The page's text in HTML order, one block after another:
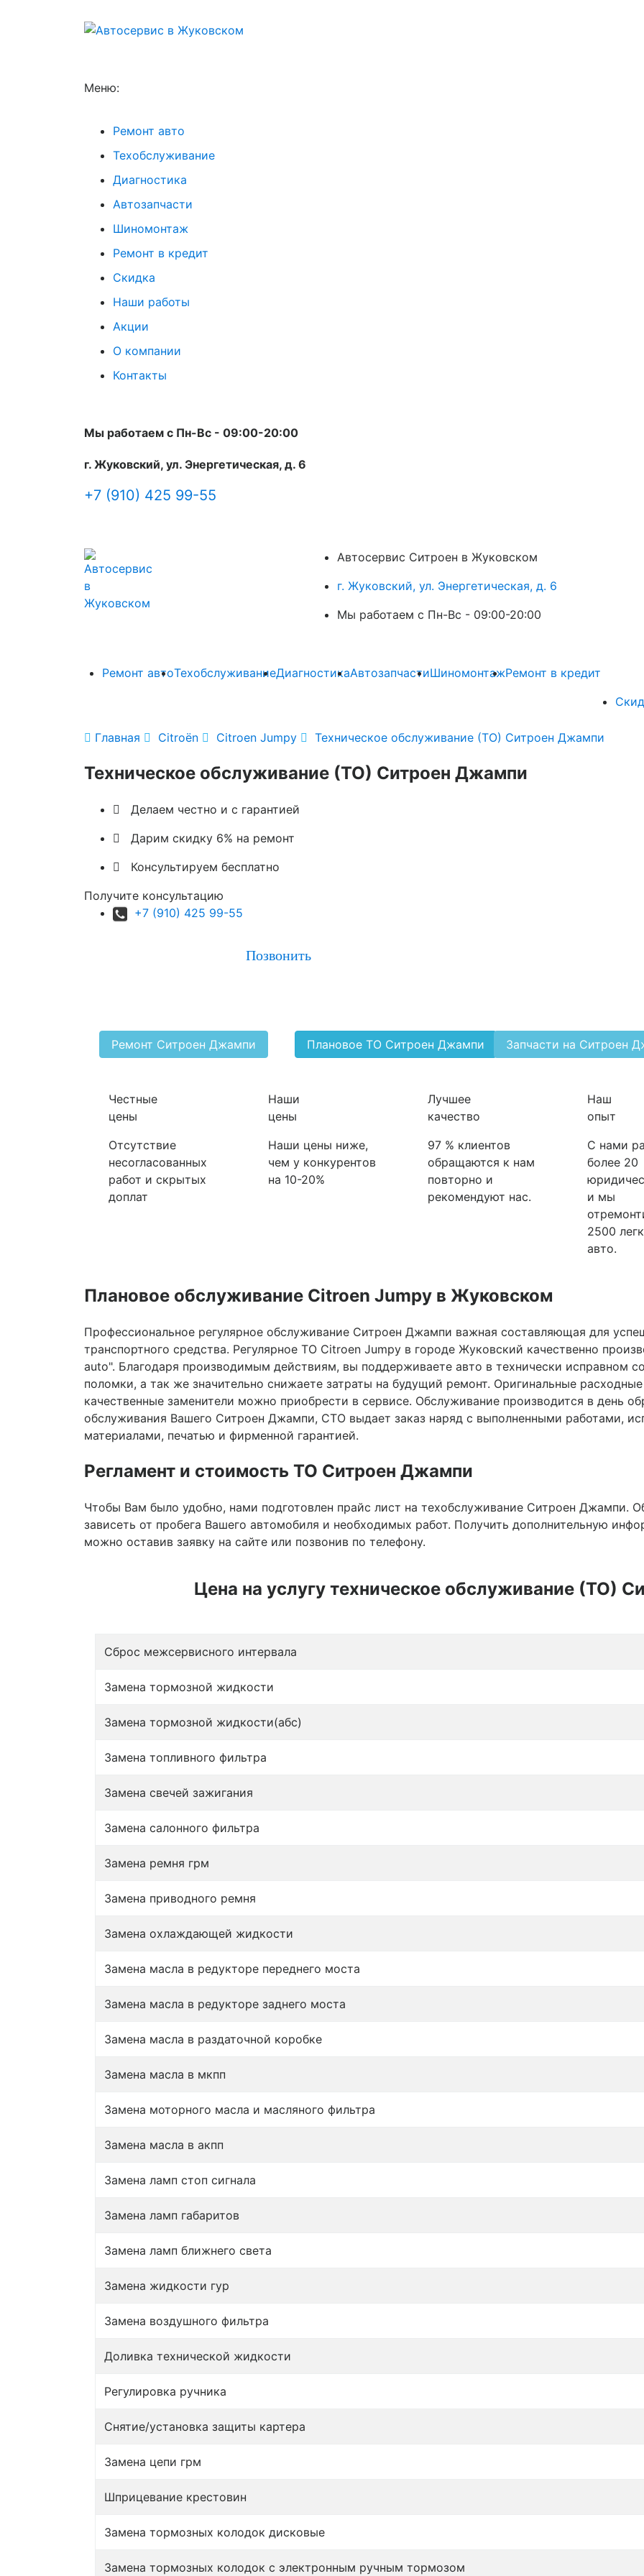
Меню:
Ремонт авто
Техобслуживание
Диагностика
Автозапчасти
Шиномонтаж
Ремонт в кредит
Скидка
Наши работы
Акции
О компании
Контакты
Мы работаем с Пн-Вc - 09:00-20:00
г. Жуковский, ул. Энергетическая, д. 6
+7 (910) 425 99-55
Автосервис Ситроен в Жуковском
г. Жуковский, ул. Энергетическая, д. 6
Мы работаем с Пн-Вc - 09:00-20:00
Ремонт автоТехобслуживаниеДиагностикаАвтозапчастиШиномонтажРемонт в кредит
 Главная  Citroën  Citroen Jumpy  Техническое обслуживание (ТО) Ситроен Джампи
Техническое обслуживание (ТО) Ситроен Джампи
 Делаем честно и с гарантией
 Дарим скидку 6% на ремонт
 Консультируем бесплатно
Получите консультацию
+7 (910) 425 99-55
Позвонить
Ремонт Ситроен Джампи Плановое ТО Ситроен Джампи Запчасти на Ситроен
Честные
цены
Отсутствие
несогласованных
работ и скрытых
доплат
Наши
цены
Наши цены ниже,
чем у конкурентов
на 10-20%
Лучшее
качество
97 % клиентов
обращаются к нам
повторно и
рекомендуют нас.
Наш
опыт
С нами
более 20
и мы
2500
авто.
Плановое обслуживание Citroen Jumpy в Жуковском
Профессиональное регулярное обслуживание Ситроен Джампи важная составляющая для
транспортного средства. Регулярное ТО Citroen Jumpy в городе Жуковский качественно
auto". Благодаря производимым действиям, вы поддерживаете авто в технически исправном
поломки, а так же значительно снижаете затраты на будущий ремонт. Оригинальные
качественные заменители можно приобрести в сервисе. Обслуживание производится в день
обслуживания Вашего Ситроен Джампи, СТО выдает заказ наряд с выполненными работами,
материалами, печатью и фирменной гарантией.
Регламент и стоимость ТО Ситроен Джампи
Чтобы Вам было удобно, нами подготовлен прайс лист на техобслуживание Ситроен Джампи.
зависеть от пробега Вашего автомобиля и необходимых работ. Получить дополнительную
можно оставив заявку на сайте или позвонив по телефону.
Цена на услугу техническое обслуживание (ТО)
Сброс межсервисного интервала
Замена тормозной жидкости
Замена тормозной жидкости(абс)
Замена топливного фильтра
Замена свечей зажигания
Замена салонного фильтра
Замена ремня грм
Замена приводного ремня
Замена охлаждающей жидкости
Замена масла в редукторе переднего моста
Замена масла в редукторе заднего моста
Замена масла в раздаточной коробке
Замена масла в мкпп
Замена моторного масла и масляного фильтра
Замена масла в акпп
Замена ламп стоп сигнала
Замена ламп габаритов
Замена ламп ближнего света
Замена жидкости гур
Замена воздушного фильтра
Доливка технической жидкости
Регулировка ручника
Снятие/установка защиты картера
Замена цепи грм
Шприцевание крестовин
Замена тормозных колодок дисковые
Замена тормозных колодок с электронным ручным тормозом